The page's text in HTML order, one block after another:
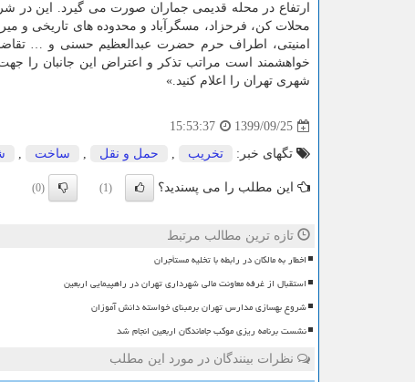
ارتفاع در محله قدیمی جماران صورت می گیرد. این در
محلات کن، فرحزاد، مسگرآباد و محدوده های تاریخی و
امنیتی، اطراف حرم حضرت عبدالعظیم حسنی و …
خواهشمند است مراتب تذکر و اعتراض این جانبان را
شهری تهران را اعلام کنید.»
1399/09/25
15:53:37
تگهای خبر: تخریب , حمل و نقل , ساخت ,
این مطلب را می پسندید؟ (1)
(0)
تازه ترین مطالب مرتبط
اخطار به مالکان در رابطه با تخلیه مستأجران
استقبال از غرفه معاونت مالی شهرداری تهران در راهپیمایی اربعین
شروع بهسازی مدارس تهران برمبنای خواسته دانش آموزان
نشست برنامه ریزی موکب جاماندگان اربعین انجام شد
نظرات بینندگان در مورد این مطلب